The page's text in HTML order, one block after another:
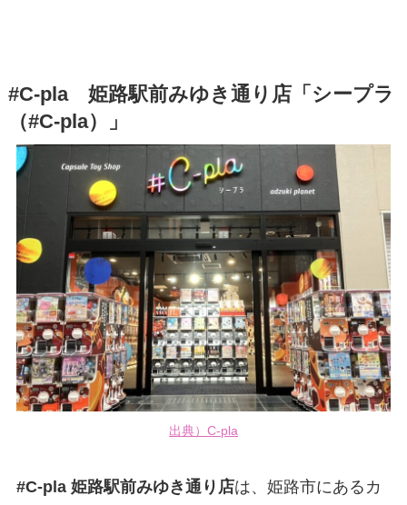
#C-pla 姫路駅前みゆき通り店「シープラ
（#C-pla）」
出典）C-pla
#C-pla 姫路駅前みゆき通り店は、姫路市にあるカ